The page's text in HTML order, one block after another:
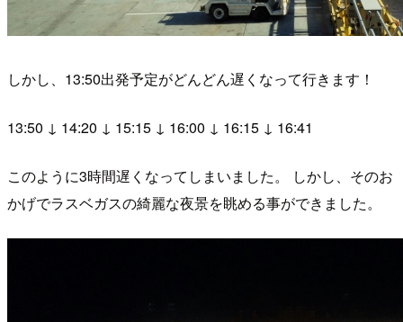
しかし、13:50出発予定がどんどん遅くなって行きます！
13:50 ↓ 14:20 ↓ 15:15 ↓ 16:00 ↓ 16:15 ↓ 16:41
このように3時間遅くなってしまいました。 しかし、そのお
かげでラスベガスの綺麗な夜景を眺める事ができました。